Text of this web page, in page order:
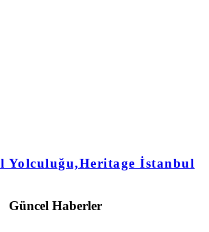
Yolculuğu,Heritage İstanbul
Güncel Haberler